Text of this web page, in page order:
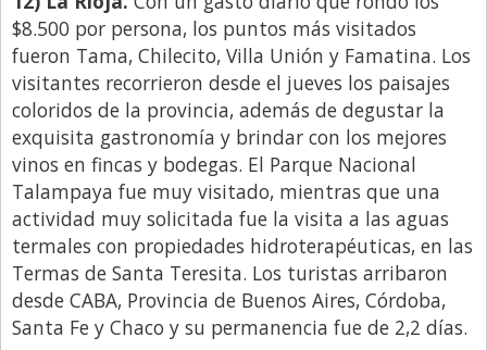
$8.500 por persona, los puntos más visitados
fueron Tama, Chilecito, Villa Unión y Famatina. Los
visitantes recorrieron desde el jueves los paisajes
coloridos de la provincia, además de degustar la
exquisita gastronomía y brindar con los mejores
vinos en fincas y bodegas. El Parque Nacional
Talampaya fue muy visitado, mientras que una
actividad muy solicitada fue la visita a las aguas
termales con propiedades hidroterapéuticas, en las
Termas de Santa Teresita. Los turistas arribaron
desde CABA, Provincia de Buenos Aires, Córdoba,
Santa Fe y Chaco y su permanencia fue de 2,2 días.